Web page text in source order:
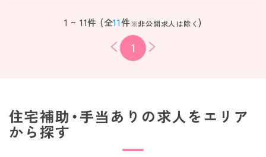
1 ~ 11件 (全11件※非公開求人は除く )
1
住宅補助・手当ありの求人をエリア
から探す